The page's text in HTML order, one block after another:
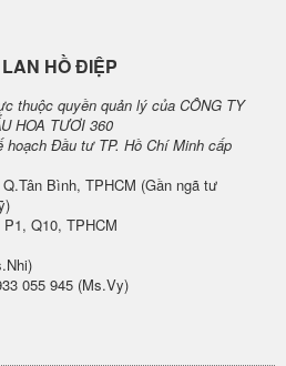
HỒ ĐIỆP
thuộc quyền quản lý của CÔNG TY
HOA TƯƠI 360
hoạch Đầu tư TP. Hồ Chí Minh cấp
Bình, TPHCM (Gần ngã tư
Q10, TPHCM
055 945 (Ms.Vy)